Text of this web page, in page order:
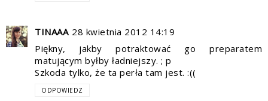
TINAAA 28 kwietnia 2012 14:19
Piękny, jakby potraktować go preparatem
matującym byłby ładniejszy. ; p
Szkoda tylko, że ta perła tam jest. :((
ODPOWIEDZ